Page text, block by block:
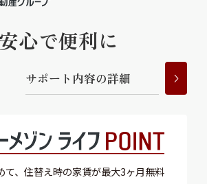
心で便利に
サポー ト 内容の詳細
、 住替え時の家賃が最大3ヶ月無料